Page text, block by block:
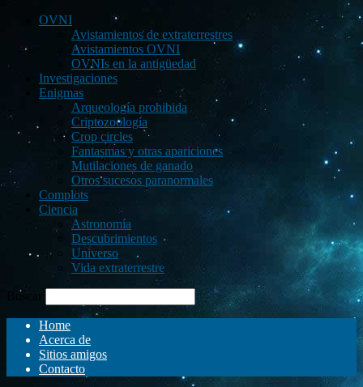
OVNI
Avistamientos de extraterrestres
Avistamientos OVNI
OVNIs en la antigüedad
Investigaciones
Enigmas
Arqueología prohibida
Criptozoología
Crop circles
Fantasmas y otras apariciones
Mutilaciones de ganado
Otros sucesos paranormales
Complots
Ciencia
Astronomía
Descubrimientos
Universo
Vida extraterrestre
Buscar
Home
Acerca de
Sitios amigos
Contacto